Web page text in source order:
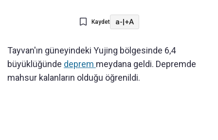
Kaydet a-|+A
Tayvan'ın güneyindeki Yujing bölgesinde 6,4
büyüklüğünde deprem meydana geldi. Depremde
mahsur kalanların olduğu öğrenildi.